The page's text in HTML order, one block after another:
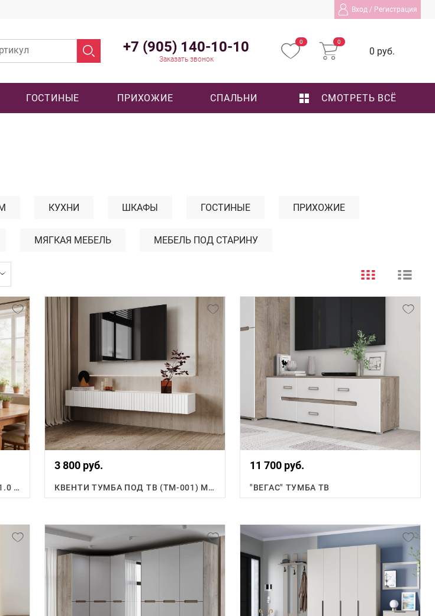
Вход / Регистрация
+7 (905) 140-10-10
Заказать звонок
0 0
0 руб.
ГОСТИНЫЕ ПРИХОЖИЕ СПАЛЬНИ СМОТРЕТЬ ВСЁ
КУХНИ ШКАФЫ ГОСТИНЫЕ ПРИХОЖИЕ
МЯГКАЯ МЕБЕЛЬ МЕБЕЛЬ ПОД СТАРИНУ
ФЛОРЕН КУХОННЫЙ ГАРНИТУР 1.0 М.
3 800 руб.
КВЕНТИ ТУМБА ПОД ТВ (ТМ-001) МДФ
11 700 руб.
"ВЕГАС" ТУМБА ТВ